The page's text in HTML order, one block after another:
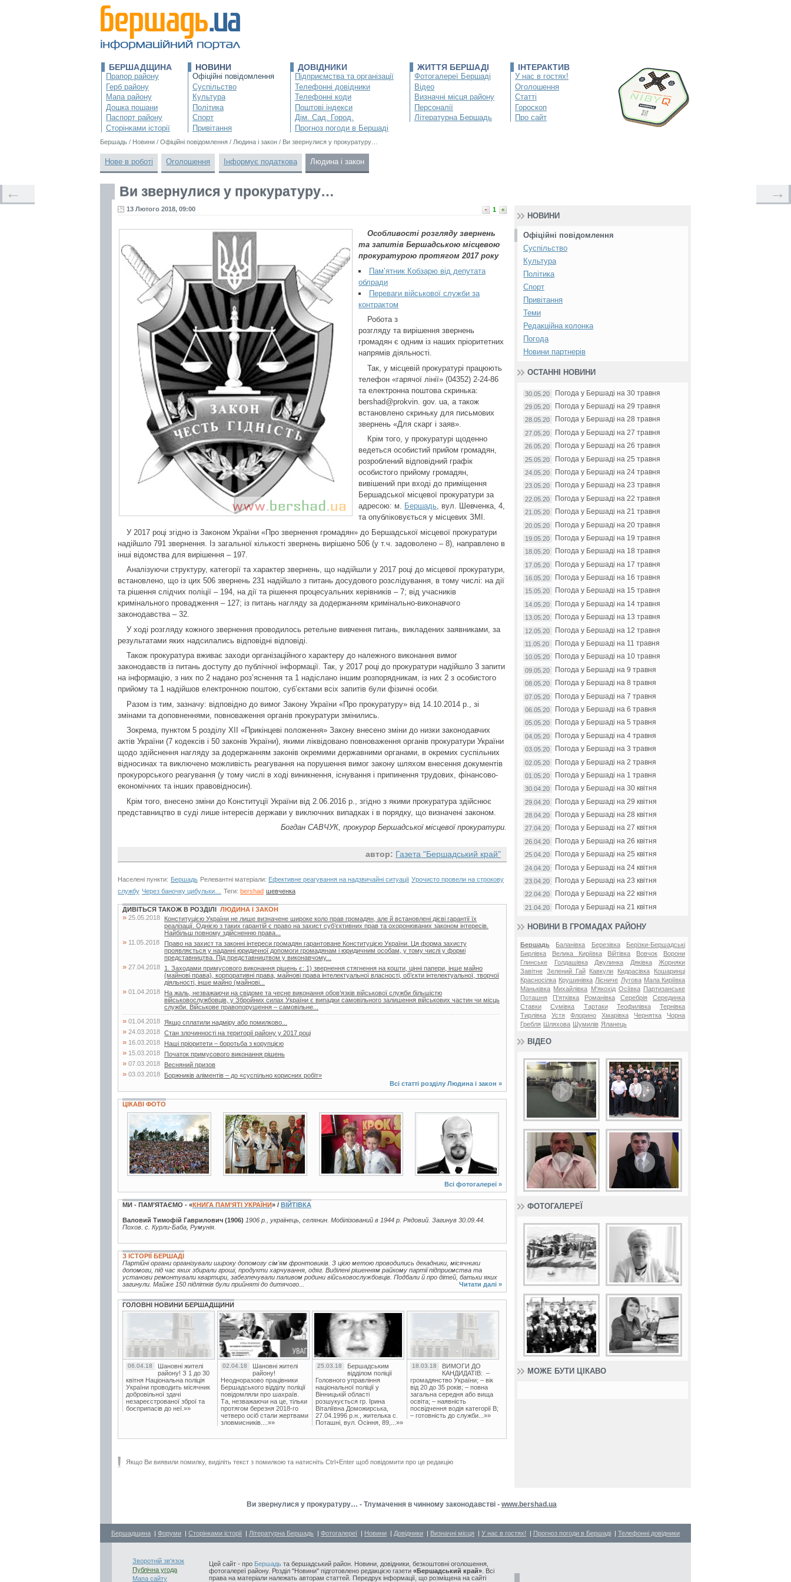
БЕРШАДЩИНА
Прапор району
Герб району
Мапа району
Дошка пошани
Паспорт району
Сторінками історії
НОВИНИ
Офіційні повідомлення
Суспільство
Культура
Політика
Спорт
Привітання
ДОВІДНИКИ
Підприємства та організації
Телефонні довідники
Телефонні коди
Поштові індекси
Дім. Сад. Город.
Прогноз погоди в Бершаді
ЖИТТЯ БЕРШАДІ
Фотогалереї Бершаді
Відео
Визначні місця району
Персоналії
Літературна Бершадь
ІНТЕРАКТИВ
У нас в гостях!
Оголошення
Статті
Гороскоп
Про сайт
Бершадь / Новини / Офіційні повідомлення / Людина і закон / Ви звернулися у прокуратуру…
Нове в роботі Оголошення Інформує податкова Людина і закон
Ви звернулися у прокуратуру…
1
13 Лютого 2018, 09:00
Особливості розгляду звернень
та запитів Бершадською місцевою
прокуратурою протягом 2017 року
Пам’ятник Кобзарю від депутата
облради
Переваги військової служби за
контрактом
Робота з
розгляду та вирішення звернень
громадян є одним із наших пріоритетних
напрямів діяльності.
Так, у місцевій прокуратурі працюють
телефон «гарячої лінії» (04352) 2-24-86
та електронна поштова скринька:
bershad@prokvin. gov. ua, а також
встановлено скриньку для письмових
звернень «Для скарг і заяв».
Крім того, у прокуратурі щоденно
ведеться особистий прийом громадян,
розроблений відповідний графік
особистого прийому громадян,
вивішений при вході до приміщення
Бершадської місцевої прокуратури за
адресою: м. Бершадь, вул. Шевченка, 4,
та опубліковується у місцевих ЗМІ.
У 2017 році згідно із Законом України «Про звернення громадян» до Бершадської місцевої прокуратури
надійшло 791 звернення. Із загальної кількості звернень вирішено 506 (у т.ч. задоволено – 8), направлено в
інші відомства для вирішення – 197.
Аналізуючи структуру, категорії та характер звернень, що надійшли у 2017 році до місцевої прокуратури,
встановлено, що із цих 506 звернень 231 надійшло з питань досудового розслідування, в тому числі: на дії
та рішення слідчих поліції – 194, на дії та рішення процесуальних керівників – 7; від учасників
кримінального провадження – 127; із питань нагляду за додержанням кримінально-виконавчого
законодавства – 32.
У ході розгляду кожного звернення проводилось ретельне вивчення питань, викладених заявниками, за
результатами яких надсилались відповідні відповіді.
Також прокуратура вживає заходи організаційного характеру до належного виконання вимог
законодавств із питань доступу до публічної інформації. Так, у 2017 році до прокуратури надійшло 3 запити
на інформацію, з них по 2 надано роз’яснення та 1 надіслано іншим розпорядникам, із них 2 з особистого
прийому та 1 надійшов електронною поштою, суб’єктами всіх запитів були фізичні особи.
Разом із тим, зазначу: відповідно до вимог Закону України «Про прокуратуру» від 14.10.2014 р., зі
змінами та доповненнями, повноваження органів прокуратури змінились.
Зокрема, пунктом 5 розділу ХІІ «Прикінцеві положення» Закону внесено зміни до низки законодавчих
актів України (7 кодексів і 50 законів України), якими ліквідовано повноваження органів прокуратури України
щодо здійснення нагляду за додержанням законів окремими державними органами, в окремих суспільних
відносинах та виключено можливість реагування на порушення вимог закону шляхом внесення документів
прокурорського реагування (у тому числі в ході виникнення, існування і припинення трудових, фінансово-
економічних та інших правовідносин).
Крім того, внесено зміни до Конституції України від 2.06.2016 р., згідно з якими прокуратура здійснює
представництво в суді лише інтересів держави у виключних випадках і в порядку, що визначені законом.
Богдан САВЧУК, прокурор Бершадської місцевої прокуратури.
автор: Газета "Бершадський край"
Населені пункти: Бершадь Релевантні матеріали: Ефективне реагування на надзвичайні ситуації Урочисто провели на строкову
службу Через баночку цибульки… Теги: bershad шевченка
← →
ДИВІТЬСЯ ТАКОЖ В РОЗДІЛІ ЛЮДИНА І ЗАКОН
» 25.05.2018
Конституцією України не лише визначене широке коло прав громадян, але й встановлені дієві гарантії їх
реалізації. Однією з таких гарантій є право на захист суб’єктивних прав та охоронюваних законом інтересів.
Найбільш повному здійсненню права...
» 11.05.2018
Право на захист та законні інтереси громадян гарантоване Конституцією України. Ця форма захисту
проявляється у наданні юридичної допомоги громадянам і юридичним особам, у тому числі у формі
представництва. Під представництвом у виконавчому...
» 27.04.2018
1. Заходами примусового виконання рішень є: 1) звернення стягнення на кошти, цінні папери, інше майно
(майнові права), корпоративні права, майнові права інтелектуальної власності, об’єкти інтелектуальної, творчої
діяльності, інше майно (майнові...
» 01.04.2018
На жаль, незважаючи на свідоме та чесне виконання обов’язків військової служби більшістю
військовослужбовців, у Збройних силах України є випадки самовільного залишення військових частин чи місць
служби. Військове правопорушення – самовільне...
» 01.04.2018 Якщо сплатили надміру або помилково...
» 24.03.2018 Стан злочинності на території району у 2017 році
» 16.03.2018 Наші пріоритети – боротьба з корупцією
» 15.03.2018 Початок примусового виконання рішень
» 07.03.2018 Весняний призов
» 03.03.2018
Боржників аліментів – до «суспільно корисних робіт»
Всі статті розділу Людина і закон »
ЦІКАВІ ФОТО
28 фото 7 фото 10 фото 2 фото
Всі фотогалереї »
МИ - ПАМ’ЯТАЄМО - «КНИГА ПАМ’ЯТІ УКРАЇНИ» / ВІЙТІВКА
Валовий Тимофій Гаврилович (1906) 1906 р., українець, селянин. Мобілізований в 1944 р. Рядовий. Загинув 30.09.44.
Похов. с. Курли-Баба, Румунія.
З ІСТОРІЇ БЕРШАДІ
Партійні органи організували широку допомогу сім'ям фронтовиків. З цією метою проводились декадники, місячники
допомоги, під час яких збирали гроші, продукти харчування, одяг. Виділені рішенням райкому партії підприємства та
установи ремонтували квартири, забезпечували паливом родини військовослужбовців. Подбали й про дітей, батьки яких
загинули. Майже 150 підлітків були прийняті до дитячого...
Читати далі »
ГОЛОВНІ НОВИНИ БЕРШАДЩИНИ
06.04.18
Шановні жителі
району! З 1 до 30
квітня Національна поліція
України проводить місячник
добровільної здачі
незареєстрованої зброї та
боєприпасів до неї.»»
02.04.18
Шановні жителі
району!
Неодноразово працівники
Бершадського відділу поліції
повідомляли про шахраїв.
Та, незважаючи на це, тільки
протягом березня 2018-го
четверо осіб стали жертвами
зловмисників....»»
25.03.18
Бершадським
відділом поліції
Головного управління
національної поліції у
Вінницькій області
розшукується гр. Ірина
Віталіївна Доможирська,
27.04.1996 р.н., жителька с.
Поташні, вул. Осіння, 89,...»»
18.03.18
ВИМОГИ ДО
КАНДИДАТІВ: –
громадянство України; – вік
від 20 до 35 років; – повна
загальна середня або вища
освіта; – наявність
посвідчення водія категорії В;
– готовність до служби...»»
Якщо Ви виявили помилку, виділіть текст з помилкою та натисніть Ctrl+Enter щоб повідомити про це редакцію
НОВИНИ
Офіційні повідомлення
Суспільство
Культура
Політика
Спорт
Привітання
Теми
Редакційна колонка
Погода
Новини партнерів
ОСТАННІ НОВИНИ
30.05.20 Погода у Бершаді на 30 травня
29.05.20 Погода у Бершаді на 29 травня
28.05.20 Погода у Бершаді на 28 травня
27.05.20 Погода у Бершаді на 27 травня
26.05.20 Погода у Бершаді на 26 травня
25.05.20 Погода у Бершаді на 25 травня
24.05.20 Погода у Бершаді на 24 травня
23.05.20 Погода у Бершаді на 23 травня
22.05.20 Погода у Бершаді на 22 травня
21.05.20 Погода у Бершаді на 21 травня
20.05.20 Погода у Бершаді на 20 травня
19.05.20 Погода у Бершаді на 19 травня
18.05.20 Погода у Бершаді на 18 травня
17.05.20 Погода у Бершаді на 17 травня
16.05.20 Погода у Бершаді на 16 травня
15.05.20 Погода у Бершаді на 15 травня
14.05.20 Погода у Бершаді на 14 травня
13.05.20 Погода у Бершаді на 13 травня
12.05.20 Погода у Бершаді на 12 травня
11.05.20 Погода у Бершаді на 11 травня
10.05.20 Погода у Бершаді на 10 травня
09.05.20 Погода у Бершаді на 9 травня
08.05.20 Погода у Бершаді на 8 травня
07.05.20 Погода у Бершаді на 7 травня
06.05.20 Погода у Бершаді на 6 травня
05.05.20 Погода у Бершаді на 5 травня
04.05.20 Погода у Бершаді на 4 травня
03.05.20 Погода у Бершаді на 3 травня
02.05.20 Погода у Бершаді на 2 травня
01.05.20 Погода у Бершаді на 1 травня
30.04.20 Погода у Бершаді на 30 квітня
29.04.20 Погода у Бершаді на 29 квітня
28.04.20 Погода у Бершаді на 28 квітня
27.04.20 Погода у Бершаді на 27 квітня
26.04.20 Погода у Бершаді на 26 квітня
25.04.20 Погода у Бершаді на 25 квітня
24.04.20 Погода у Бершаді на 24 квітня
23.04.20 Погода у Бершаді на 23 квітня
22.04.20 Погода у Бершаді на 22 квітня
21.04.20 Погода у Бершаді на 21 квітня
НОВИНИ В ГРОМАДАХ РАЙОНУ
Бершадь Баланівка Березівка
Берізки-Бершадські
Бирлівка
Велика Киріївка Війтівка Вовчок
Ворони
Глинське
Голдашівка Джулинка Дяківка
Жорняки
Завітне Зелений Гай Кавкули Кидрасівка
Кошаринці
Красносілка Крушинівка Лісниче Лугова Мала Киріївка
Маньківка Михайлівка М'якохід Осіївка
Партизанське
Поташня
П'ятківка Романівка Серебрія
Серединка
Ставки
Сумівка Тартаки Теофилівка
Тернівка
Тирлівка
Устя Флорино Хмарівка Чернятка
Чорна
Гребля
Шляхова Шумилів Яланець
ВІДЕО
ФОТОГАЛЕРЕЇ
МОЖЕ БУТИ ЦІКАВО
Ви звернулися у прокуратуру… - Тлумачення в чинному законодавстві - www.bershad.ua
Бершадщина | Форуми | Сторінками історії | Літературна Бершадь | Фотогалереї | Новини | Довідники | Визначні місця | У нас в гостях! | Прогноз погоди в Бершаді | Телефонні довідники
Зворотній зв'язок
Публічна угода
Мапа сайту
Цей сайт - про Бершадь та бершадський район. Новини, довідники, безкоштовні оголошення,
фотогалереї району. Розділ "Новини" підготовлено редакцією газети «Бершадський край» . Всі
права на матеріали належать авторам статтей. Передрук інформації, що розміщена на сайті